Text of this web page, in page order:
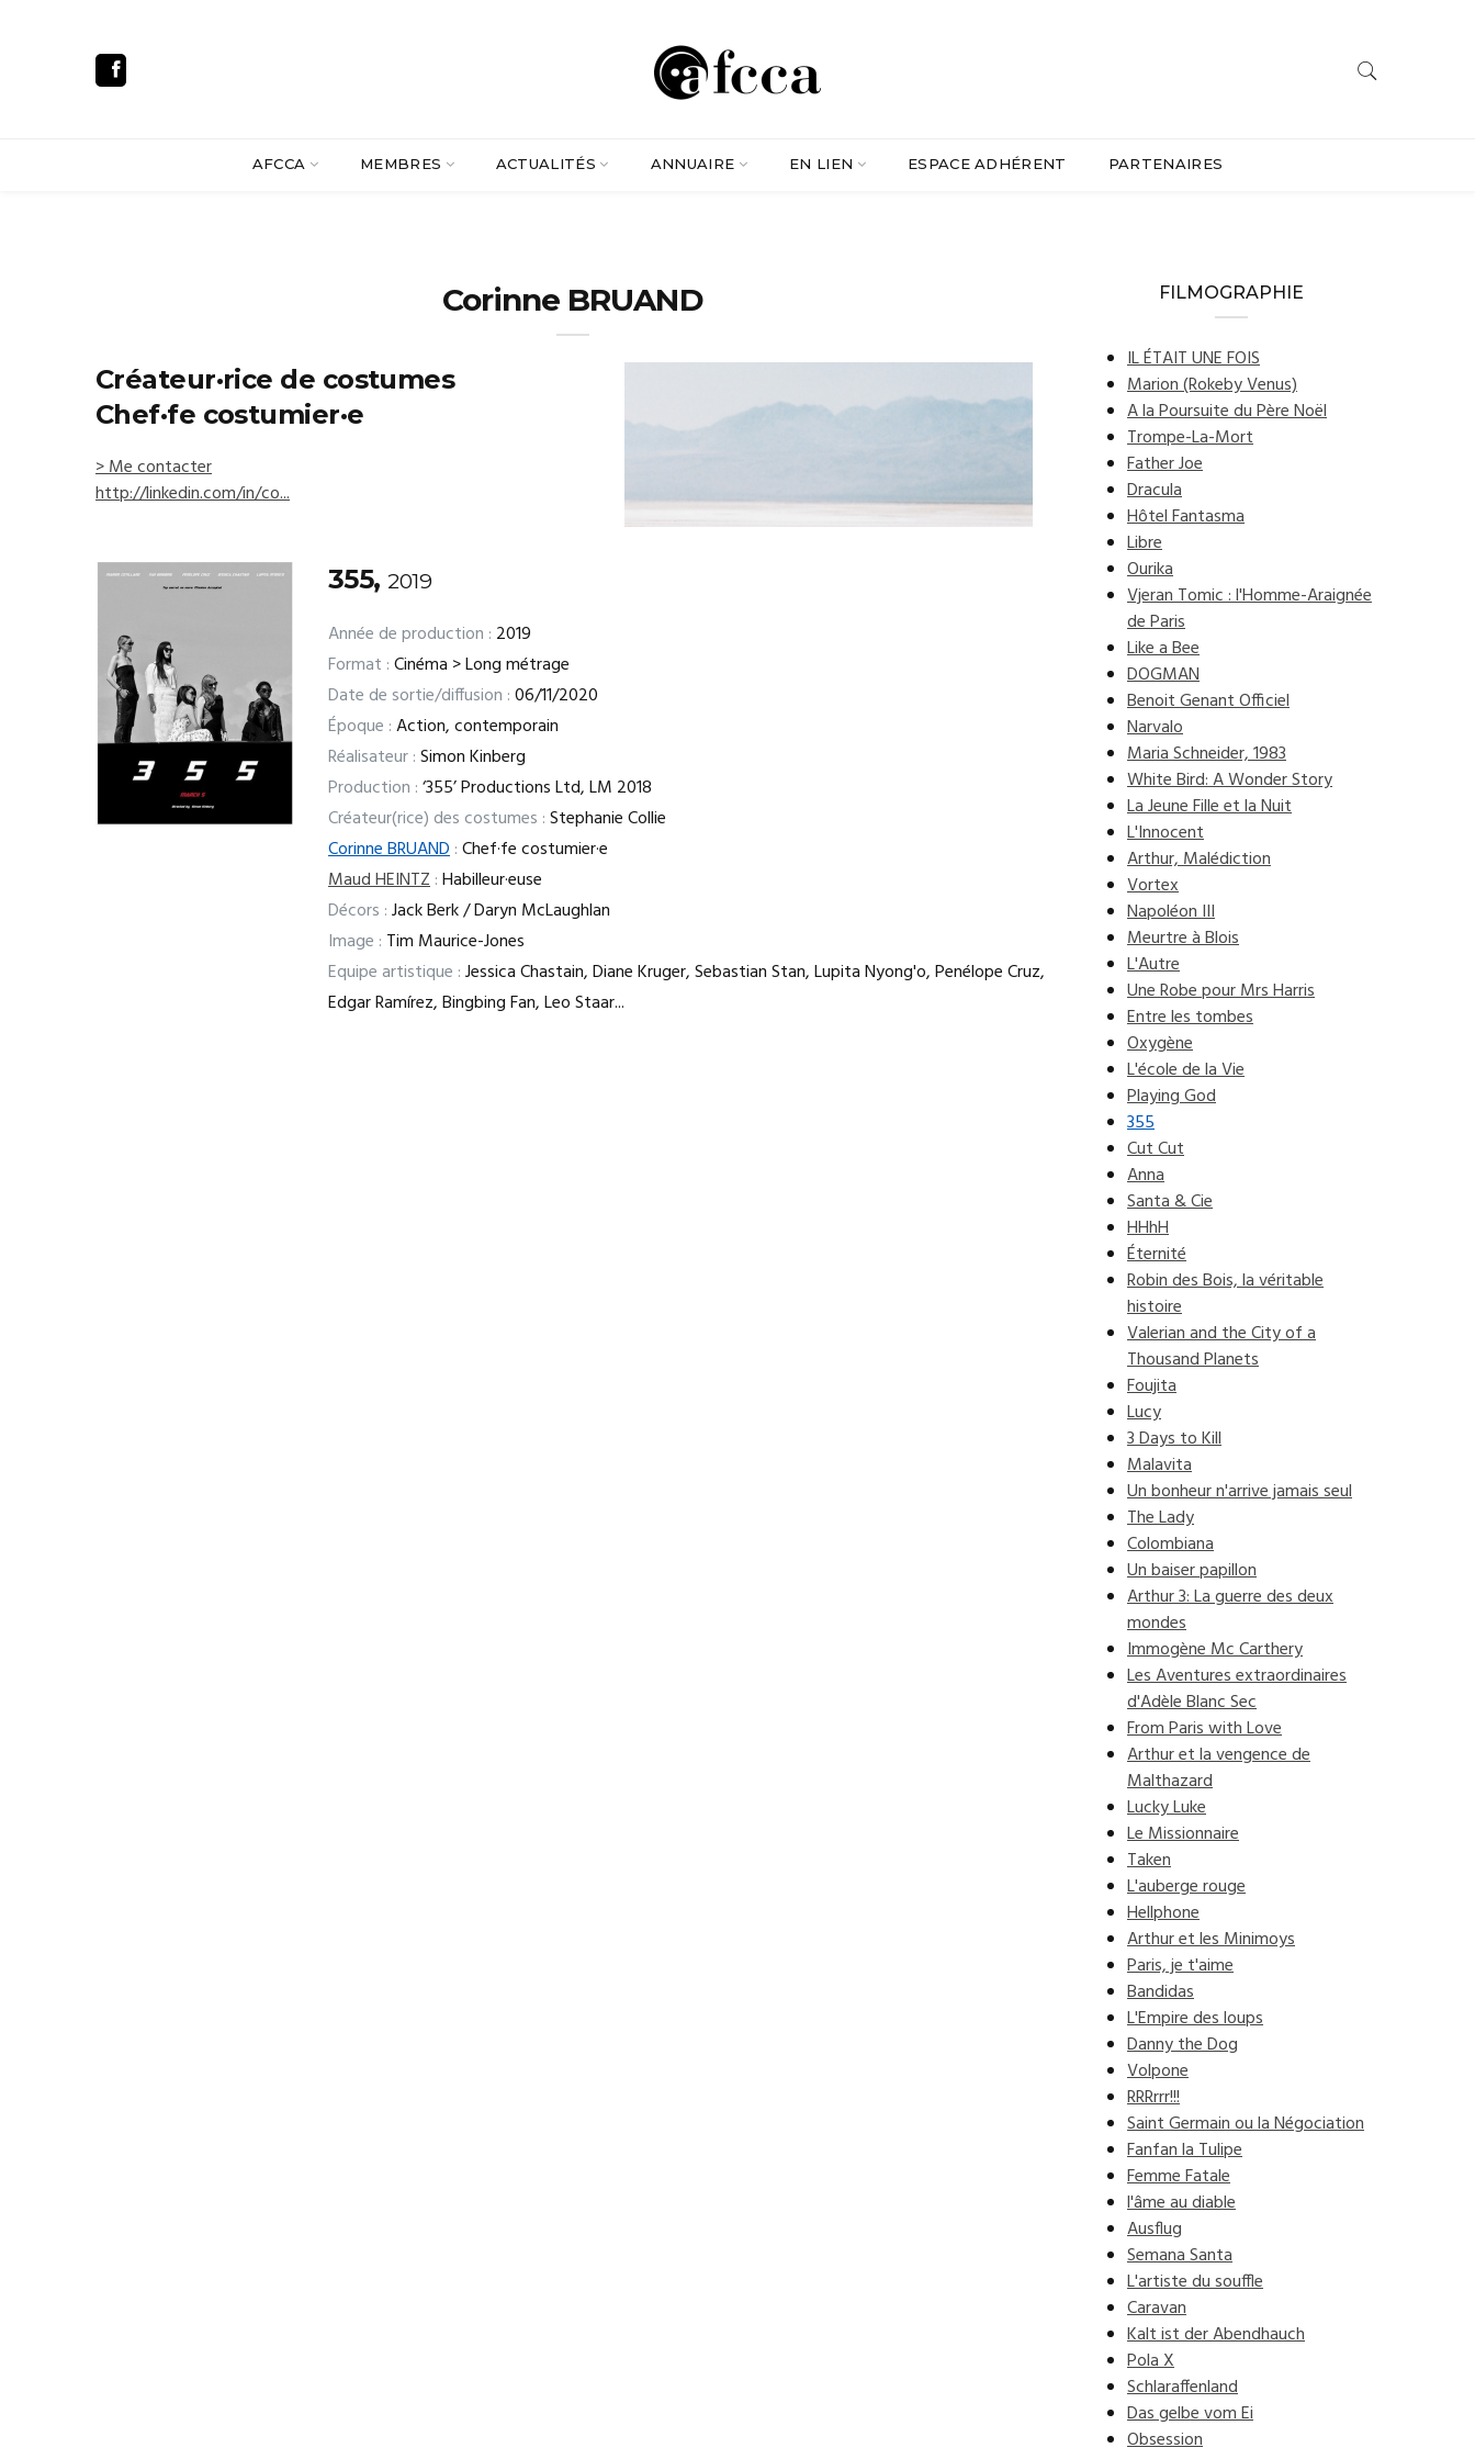
AFCCA MEMBRES ACTUALITÉS ANNUAIRE EN LIEN ESPACE ADHÉRENT PARTENAIRES
Corinne BRUAND
Créateur·rice de costumes
Chef·fe costumier·e
> Me contacter
http://linkedin.com/in/co...
355,2019
Année de production : 2019
Format :Cinéma > Long métrage
Date de sortie/diffusion :06/11/2020
Époque :Action, contemporain
Réalisateur :Simon Kinberg
Production :‘355’ Productions Ltd, LM 2018
Créateur(rice) des costumes :Stephanie Collie
Corinne BRUAND:Chef·fe costumier·e
Maud HEINTZ:Habilleur·euse
Décors :Jack Berk / Daryn McLaughlan
Image : Tim Maurice-Jones
Equipe artistique :Jessica Chastain, Diane Kruger, Sebastian Stan, Lupita Nyong'o, Penélope Cruz,
Edgar Ramírez, Bingbing Fan, Leo Staar...
FILMOGRAPHIE
IL ÉTAIT UNE FOIS
Marion (Rokeby Venus)
A la Poursuite du Père Noël
Trompe-La-Mort
Father Joe
Dracula
Hôtel Fantasma
Libre
Ourika
Vjeran Tomic : l'Homme-Araignée
de Paris
Like a Bee
DOGMAN
Benoit Genant Officiel
Narvalo
Maria Schneider, 1983
White Bird: A Wonder Story
La Jeune Fille et la Nuit
L'Innocent
Arthur, Malédiction
Vortex
Napoléon III
Meurtre à Blois
L'Autre
Une Robe pour Mrs Harris
Entre les tombes
Oxygène
L'école de la Vie
Playing God
355
Cut Cut
Anna
Santa & Cie
HHhH
Éternité
Robin des Bois, la véritable
histoire
Valerian and the City of a
Thousand Planets
Foujita
Lucy
3 Days to Kill
Malavita
Un bonheur n'arrive jamais seul
The Lady
Colombiana
Un baiser papillon
Arthur 3: La guerre des deux
mondes
Immogène Mc Carthery
Les Aventures extraordinaires
d'Adèle Blanc Sec
From Paris with Love
Arthur et la vengence de
Malthazard
Lucky Luke
Le Missionnaire
Taken
L'auberge rouge
Hellphone
Arthur et les Minimoys
Paris, je t'aime
Bandidas
L'Empire des loups
Danny the Dog
Volpone
RRRrrr!!!
Saint Germain ou la Négociation
Fanfan la Tulipe
Femme Fatale
l'âme au diable
Ausflug
Semana Santa
L'artiste du souffle
Caravan
Kalt ist der Abendhauch
Pola X
Schlaraffenland
Das gelbe vom Ei
Obsession